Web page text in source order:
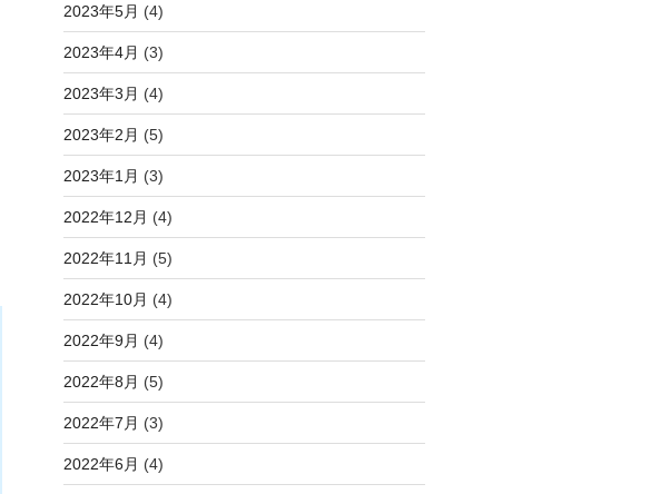
2023年5月 (4)
2023年4月 (3)
2023年3月 (4)
2023年2月 (5)
2023年1月 (3)
2022年12月 (4)
2022年11月 (5)
2022年10月 (4)
2022年9月 (4)
2022年8月 (5)
2022年7月 (3)
2022年6月 (4)